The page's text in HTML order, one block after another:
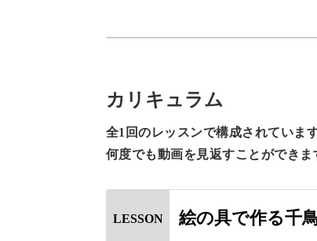
けられています。
幅広い世代に受けるデザインで
カリキュラム
全1回のレッスンで構成されています
何度でも動画を見返すことができま
LESSON 絵の具で作る千